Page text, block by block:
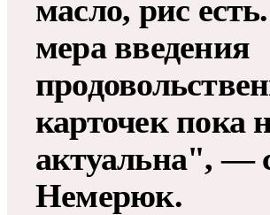
масло, рис
мера введения
карточек пока
актуальна", —
Немерюк.